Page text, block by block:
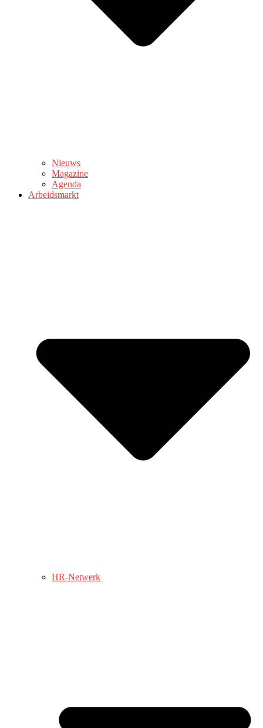
Nieuws
Magazine
Agenda
Arbeidsmarkt
HR-Netwerk